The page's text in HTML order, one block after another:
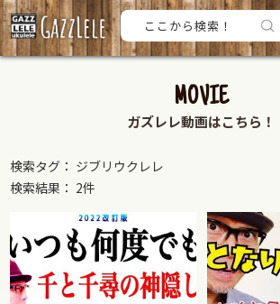
MOVIE
ガズレレ動画はこちら！
検索タグ： ジブリウクレレ
検索結果： 2件